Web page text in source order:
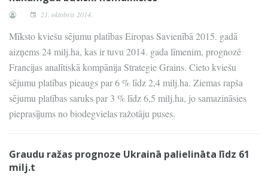
21. oktobris 2014.
Mīksto kviešu sējumu platības Eiropas Savienībā 2015. gadā
aizņems 24 milj.ha, kas ir tuvu 2014. gada līmenim, prognozē
Francijas analītiskā kompānija Strategie Grains. Cieto kviešu
sējumu platības pieaugs par 6 % līdz 2,4 milj.ha. Ziemas rapša
sējumu platības saruks par 3 % līdz 6,5 milj.ha, jo samazināsies
pieprasījums no biodegvielas ražotāju puses.
Graudu ražas prognoze Ukrainā palielināta līdz 61
milj.t